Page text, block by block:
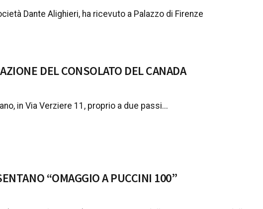
Dante Alighieri, ha ricevuto a Palazzo di Firenze
DEL CONSOLATO DEL CANADA
in Via Verziere 11, proprio a due passi...
“OMAGGIO A PUCCINI 100”